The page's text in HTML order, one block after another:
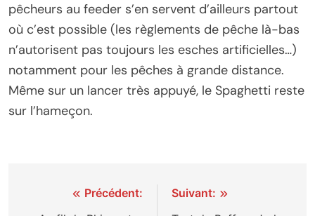
pêcheurs au feeder s’en servent d’ailleurs partout
où c’est possible (les règlements de pêche là-bas
n’autorisent pas toujours les esches artificielles…)
notamment pour les pêches à grande distance.
Même sur un lancer très appuyé, le Spaghetti reste
sur l’hameçon.
NavigationPrécédent:
Suivant: